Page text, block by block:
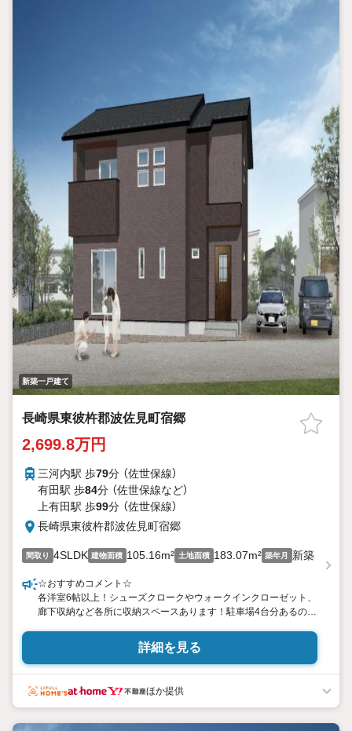
新築一戸建て
長崎県東彼杵郡波佐見町宿郷
2,699.8万円
三河内駅 歩79分 （佐世保線）
有田駅 歩84分 （佐世保線など）
上有田駅 歩99分 （佐世保線）
長崎県東彼杵郡波佐見町宿郷
間取り 4SLDK 建物面積 105.16m² 土地面積 183.07m² 築年月 新築
☆おすすめコメント☆
各洋室6帖以上！シューズクロークやウォークインクローゼット、
廊下収納など各所に収納スペースあります！駐車場4台分あるので
・波佐見町立中央小学校まで徒歩19分（1500m）
・エレナ波佐見店まで車で1分（418m）
■物件情報
詳細を見る
ほか提供